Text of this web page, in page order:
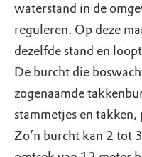
waterstand in de
reguleren. Op deze
dezelfde stand en
De burcht die
zogenaamde
stammetjes en
Zo’n burcht kan 2 tot